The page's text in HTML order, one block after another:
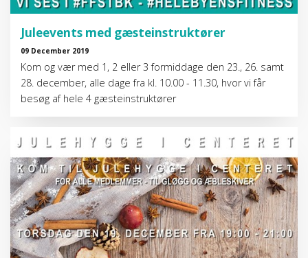
Juleevents med gæsteinstruktører
09 December 2019
Kom og vær med 1, 2 eller 3 formiddage den 23., 26. samt
28. december, alle dage fra kl. 10.00 - 11.30, hvor vi får
besøg af hele 4 gæsteinstruktører